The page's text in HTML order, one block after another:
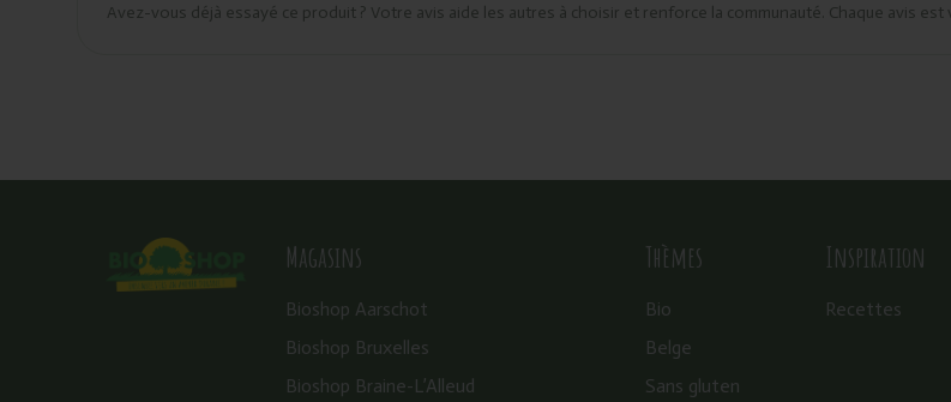
Avez-vous déjà essayé ce produit ? Votre avis aide les autres à choisir et renforce la communauté. Chaque avis est
Magasins
Bioshop Aarschot
Bioshop Bruxelles
Bioshop Braine-L’Alleud
Thèmes
Bio
Belge
Sans gluten
Inspiration
Recettes